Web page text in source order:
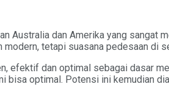
Australia dan Amerika yang
tetapi suasana pedesaan di
efektif dan optimal sebagai dasar
bisa optimal. Potensi ini kemudian